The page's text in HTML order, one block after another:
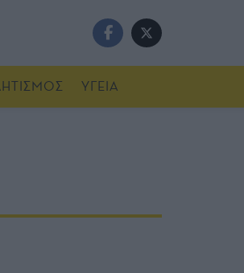
ΥΓΕΙΑ